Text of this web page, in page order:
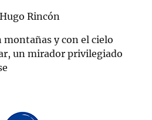
Rincón
montañas y con el cielo
un mirador privilegiado